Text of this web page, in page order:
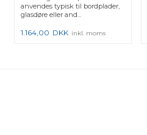
anvendes typisk til bordplader,
glasdøre eller and...
1.164,00 DKK inkl. moms